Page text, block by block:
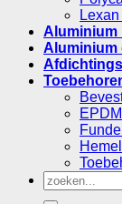
Aluminium
Aluminium
EPDM
Zoeken
naar: